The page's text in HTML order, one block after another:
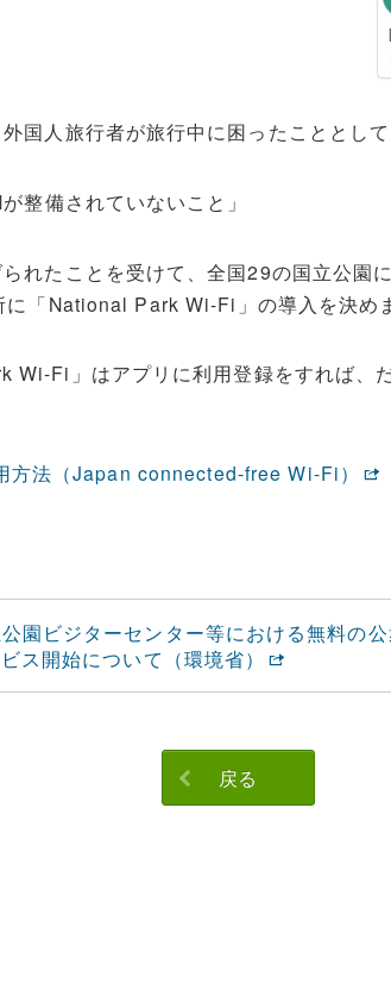
国人旅行者が旅行中に困ったこととして
整備されていないこと」
れたことを受けて、全国29の国立公園
「National Park Wi-Fi」の導入を決め
Wi-Fi」はアプリに利用登録をすれば、
方法（Japan connected-free Wi-Fi）
園ビジターセンター等における無料の
ス開始について（環境省）
戻る